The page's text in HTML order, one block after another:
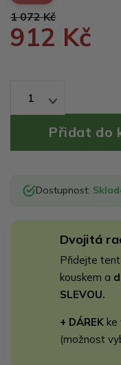
1 072 Kč
912 Kč
1
Dostupnost:
Dvojitá
Přidejte
kouskem a
SLEVOU.
+ DÁREK ke
(možnost